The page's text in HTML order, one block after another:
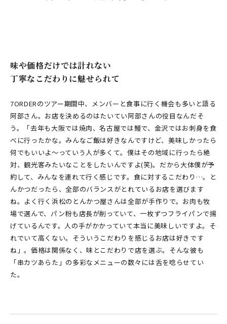
味や価格だけでは計れない
丁寧なこだわりに魅せられて
7ORDERのツアー期間中、メンバーと食事に行く機会も多いと語る
阿部さん。お店を決めるのはたいてい阿部さんの役目なんだそ
う。「去年も大阪では焼肉、名古屋では鰻で、金沢ではお刺身を食
べに行ったかな。みんなご飯は好きなんですけど、美味しかったら
何でもいいよ〜っていう人が多くて。僕はその地域に行ったら絶
対、観光客みたいなことをしたいんですよ(笑)。だから大体僕が予
約して、みんなを連れて行く感じです。食に対するこだわり…。と
んかつだったら、全部のバランスがとれているお店を選びます
ね。よく行く浜松のとんかつ屋さんは全部が手作りで。お肉も牧
場で選んで、パン粉も店長が削っていて、一枚ずつフライパンで揚
げているんです。人の手がかかっていて本当に美味しいですよ。そ
れでいて高くない。そういうこだわりを感じるお店は好きです
ね」。価格は関係なく、味とこだわりで店を選ぶ。そんな彼も
「串カツあらた」の多彩なメニューの数々には舌を唸らせてい
た。